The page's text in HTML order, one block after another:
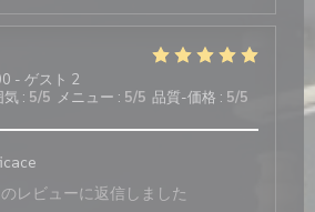
- ゲスト 2
気 : 5/5 メニュー : 5/5 品質-価格 : 5/5
レビューに返信しました